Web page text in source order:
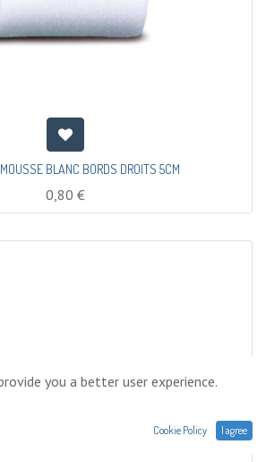
BLANC BORDS DROITS 5CM
0,80 €
you a better user experience.
Cookie Policy I agree